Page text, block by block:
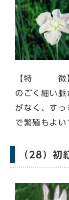
【特 徴】
のごく細い
がなく、す
で繁殖もよい
（28）初